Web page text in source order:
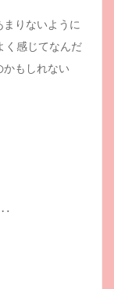
まりないように
く感じてなんだ
もしれない
‥